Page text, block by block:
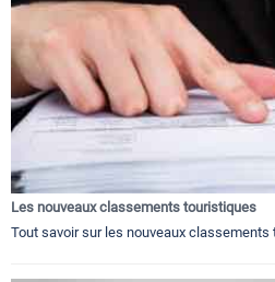
Les nouveaux classements touristiques
Tout savoir sur les nouveaux